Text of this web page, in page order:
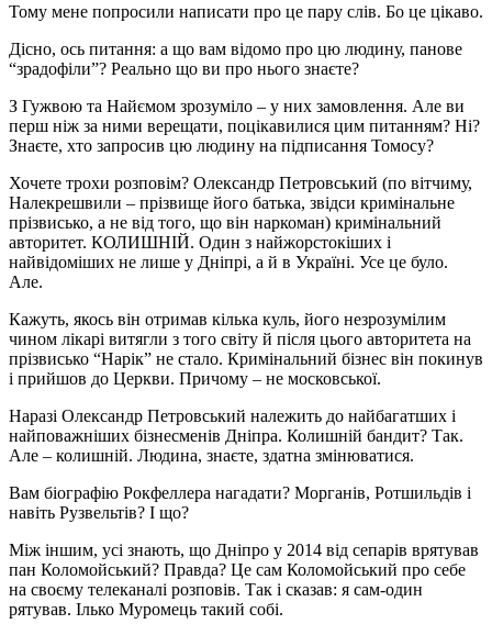
Тому мене попросили написати про це пару слів. Бо це цікаво.
Дісно, ось питання: а що вам відомо про цю людину, панове
“зрадофіли”? Реально що ви про нього знаєте?
З Гужвою та Найємом зрозуміло – у них замовлення. Але ви
перш ніж за ними верещати, поцікавилися цим питанням? Ні?
Знаєте, хто запросив цю людину на підписання Томосу?
Хочете трохи розповім? Олександр Петровський (по вітчиму,
Налекрешвили – прізвище його батька, звідси кримінальне
прізвисько, а не від того, що він наркоман) кримінальний
авторитет. КОЛИШНІЙ. Один з найжорстокіших і
найвідоміших не лише у Дніпрі, а й в Україні. Усе це було.
Але.
Кажуть, якось він отримав кілька куль, його незрозумілим
чином лікарі витягли з того світу й після цього авторитета на
прізвисько “Нарік” не стало. Кримінальний бізнес він покинув
і прийшов до Церкви. Причому – не московської.
Наразі Олександр Петровський належить до найбагатших і
найповажніших бізнесменів Дніпра. Колишній бандит? Так.
Але – колишній. Людина, знаєте, здатна змінюватися.
Вам біографію Рокфеллера нагадати? Морганів, Ротшильдів і
навіть Рузвельтів? І що?
Між іншим, усі знають, що Дніпро у 2014 від сепарів врятував
пан Коломойський? Правда? Це сам Коломойський про себе
на своєму телеканалі розповів. Так і сказав: я сам-один
рятував. Ілько Муромець такий собі.